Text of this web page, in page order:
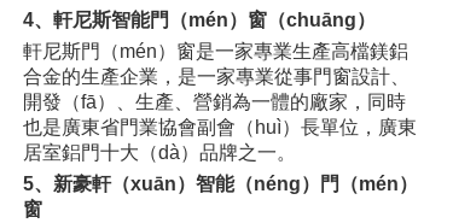
4、軒尼斯智能門（mén）窗（chuāng）
軒尼斯門（mén）窗是一家專業生產高檔鎂鋁
合金的生產企業，是一家專業從事門窗設計、
開發（fā）、生產、營銷為一體的廠家，同時
也是廣東省門業協會副會（huì）長單位，廣東
居室鋁門十大（dà）品牌之一。
5、新豪軒（xuān）智能（néng）門（mén）
窗